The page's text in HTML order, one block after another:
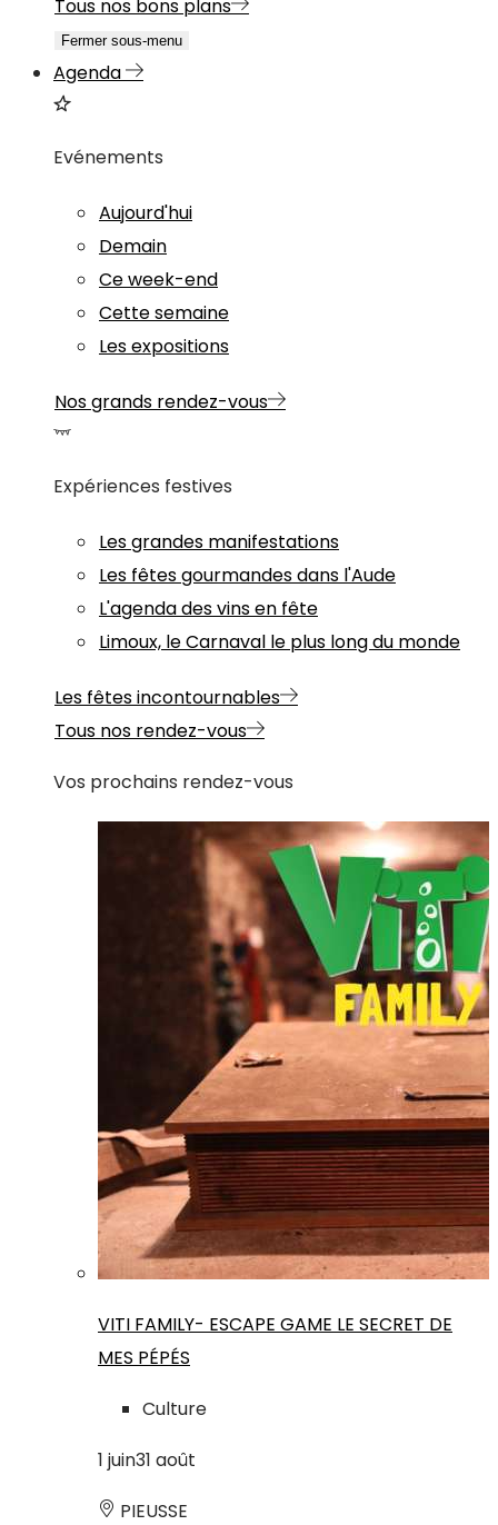
Tous nos bons plans
Fermer sous-menu
Agenda
Evénements
Aujourd'hui
Demain
Ce week-end
Cette semaine
Les expositions
Nos grands rendez-vous
Expériences festives
Les grandes manifestations
Les fêtes gourmandes dans l'Aude
L'agenda des vins en fête
Limoux, le Carnaval le plus long du monde
Les fêtes incontournables
Tous nos rendez-vous
Vos prochains rendez-vous
VITI FAMILY- ESCAPE GAME LE SECRET DE
MES PÉPÉS
Culture
1 juin31 août
PIEUSSE